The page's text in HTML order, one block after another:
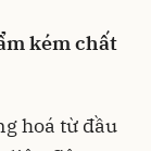
kém chất
hoá từ đầu